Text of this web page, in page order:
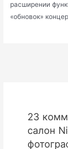
расширении
«обновок»
23
салон